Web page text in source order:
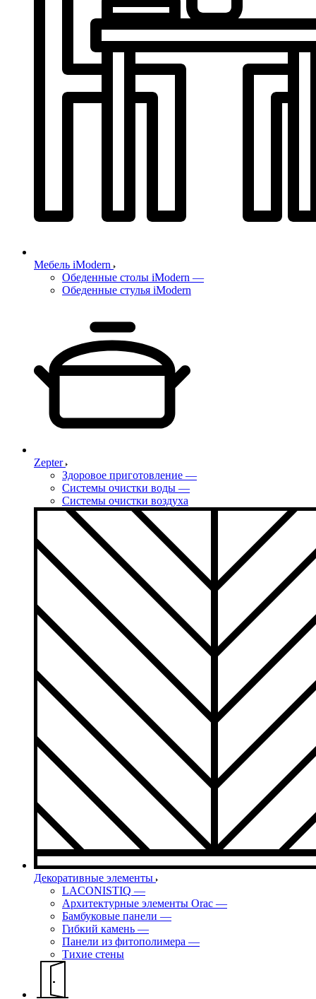
Мебель iModern
Обеденные столы iModern —
Обеденные стулья iModern
Zepter
Здоровое приготовление —
Системы очистки воды —
Системы очистки воздуха
Декоративные элементы
LACONISTIQ —
Архитектурные элементы Orac —
Бамбуковые панели —
Гибкий камень —
Панели из фитополимера —
Тихие стены